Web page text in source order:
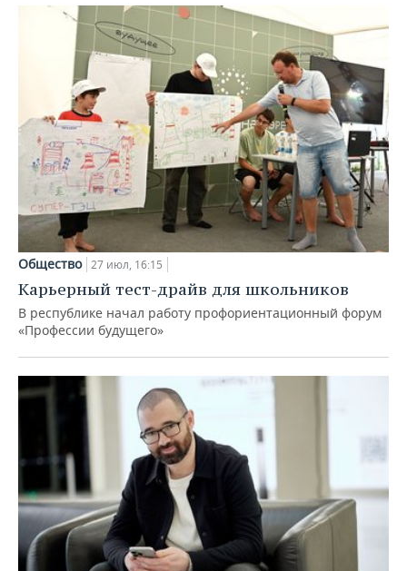
Общество 27 июл, 16:15
Карьерный тест-драйв для школьников
В республике начал работу профориентационный форум
«Профессии будущего»